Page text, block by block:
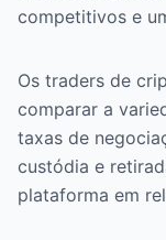
competitivos e
Os traders de
comparar a
taxas de
custódia e
plataforma em